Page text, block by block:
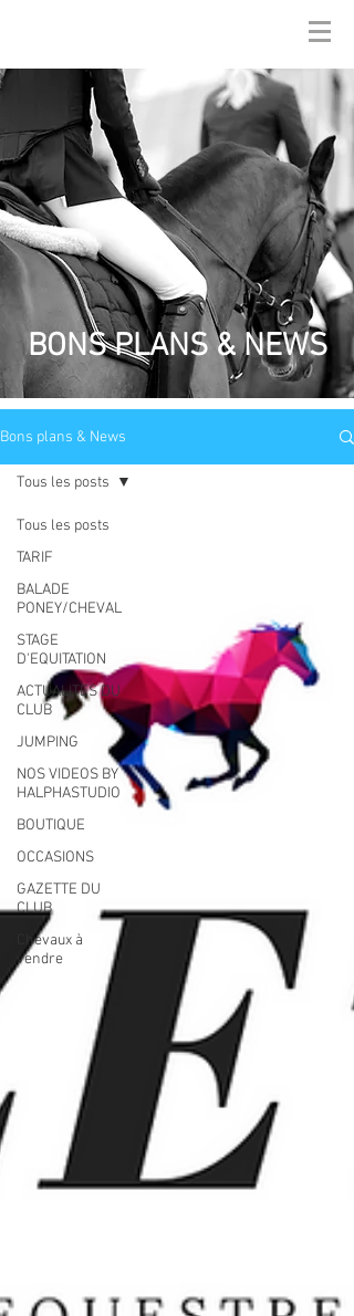
BONS PLANS & NEWS
Bons plans & News
Tous les posts
TARIF
BALADE
PONEY/CHEVAL
STAGE
D'EQUITATION
ACTUALITES DU
CLUB
JUMPING
NOS VIDEOS BY
HALPHASTUDIO
BOUTIQUE
OCCASIONS
GAZETTE DU
CLUB
Chevaux à
vendre
Tous les posts